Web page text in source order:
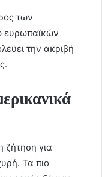
των
ευρωπαϊκών
την ακριβή
ζήτηση για
Τα πιο